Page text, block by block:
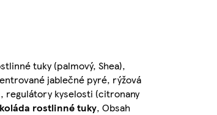
tuky (palmový, Shea),
jablečné pyré, rýžová
regulátory kyselosti (citronany
rostlinné tuky, Obsah